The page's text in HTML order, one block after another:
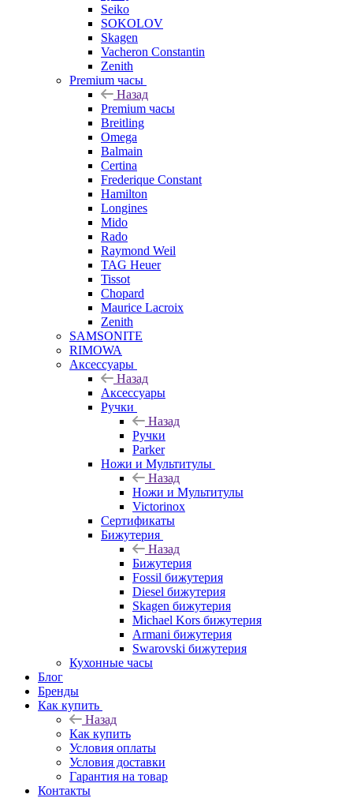
Seiko
SOKOLOV
Skagen
Vacheron Constantin
Zenith
Premium часы
Назад
Premium часы
Breitling
Omega
Balmain
Certina
Frederique Constant
Hamilton
Longines
Mido
Rado
Raymond Weil
TAG Heuer
Tissot
Chopard
Maurice Lacroix
Zenith
SAMSONITE
RIMOWA
Аксессуары
Назад
Аксессуары
Ручки
Назад
Ручки
Parker
Ножи и Мультитулы
Назад
Ножи и Мультитулы
Victorinox
Сертификаты
Бижутерия
Назад
Бижутерия
Fossil бижутерия
Diesel бижутерия
Skagen бижутерия
Michael Kors бижутерия
Armani бижутерия
Swarovski бижутерия
Кухонные часы
Блог
Бренды
Как купить
Назад
Как купить
Условия оплаты
Условия доставки
Гарантия на товар
Контакты